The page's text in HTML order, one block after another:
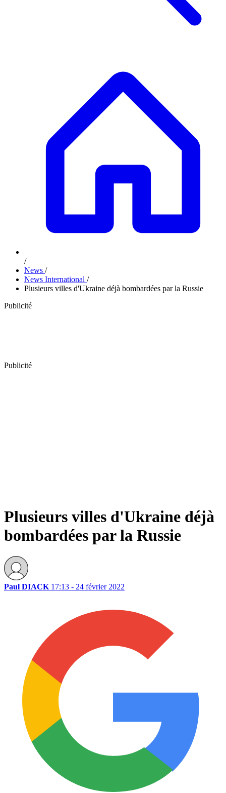
/
News /
News International /
Plusieurs villes d'Ukraine déjà bombardées par la Russie
Publicité
Publicité
Plusieurs villes d'Ukraine déjà
bombardées par la Russie
Paul DIACK 17:13 - 24 février 2022